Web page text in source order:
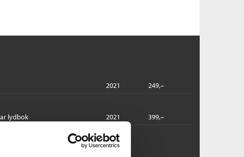
2021 249,–
lydbok 2021 399,–